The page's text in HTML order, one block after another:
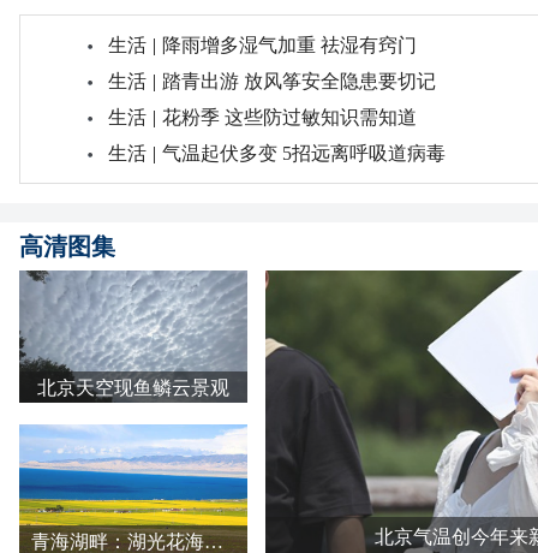
生活 | 降雨增多湿气加重 祛湿有窍门
生活 | 踏青出游 放风筝安全隐患要切记
生活 | 花粉季 这些防过敏知识需知道
生活 | 气温起伏多变 5招远离呼吸道病毒
高清图集
北京天空现鱼鳞云景观
青海湖畔：湖光花海长云 天地铺成明亮画卷 北京气温创今年来